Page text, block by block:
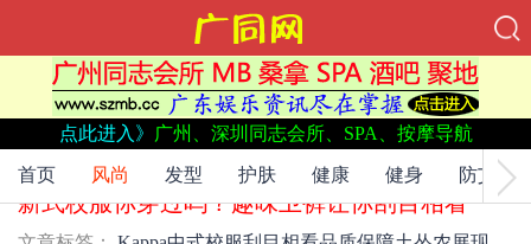
点此进入》 广州、深圳同志会所、SPA、按摩导航
首页 风尚 发型 护肤 健康 健身 防艾
文章标签：Kappa 中式校服刮目相看品质保障 土怂农展现于
世新式校服校服 趣味卫裤
新式校服你穿过吗？趣味卫裤让你刮目相看